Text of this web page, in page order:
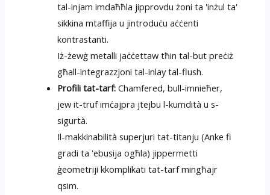
tal-injam imdaħħla jipprovdu żoni ta 'inżul ta'
sikkina mtaffija u jintroduċu aċċenti
kontrastanti.
Iż-żewġ metalli jaċċettaw tħin tal-but preċiż
għall-integrazzjoni tal-inlay tal-flush.
Profili tat-tarf: Chamfered, bull-imnieħer,
jew it-truf imċajpra jtejbu l-kumdità u s-
sigurtà.
Il-makkinabilità superjuri tat-titanju (Anke fi
gradi ta 'ebusija ogħla) jippermetti
ġeometriji kkomplikati tat-tarf mingħajr
qsim.